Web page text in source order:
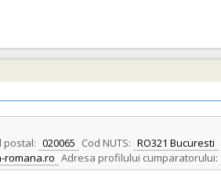
postal: 020065 Cod NUTS: RO321 Bucuresti
romana.ro Adresa profilului cumparatorului: